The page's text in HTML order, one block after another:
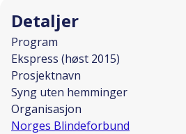
Detaljer
Program
Ekspress (høst 2015)
Prosjektnavn
Syng uten hemminger
Organisasjon
Norges Blindeforbund